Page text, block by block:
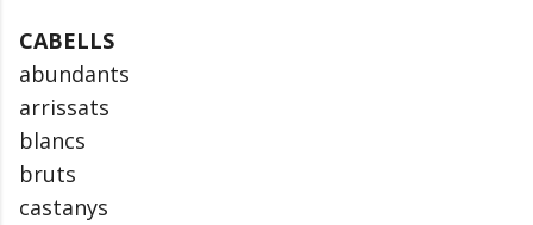
CABELLS
abundants
arrissats
blancs
bruts
castanys